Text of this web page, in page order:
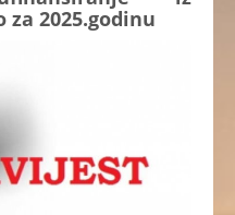
za 2025.godinu